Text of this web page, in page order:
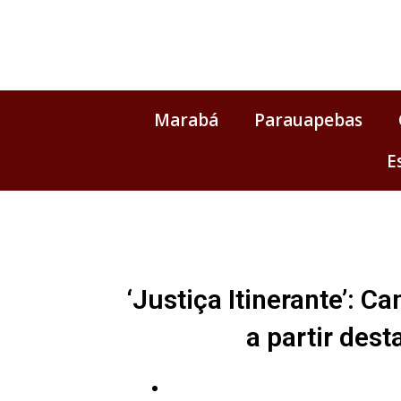
conteúdo
Marabá Parauapebas
‘Justiça Itinerante’:
a partir